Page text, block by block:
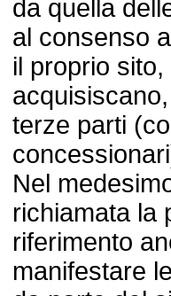
da quella
al consenso
il proprio
terze parti
Nel
richiamata la
riferimento
manifestare